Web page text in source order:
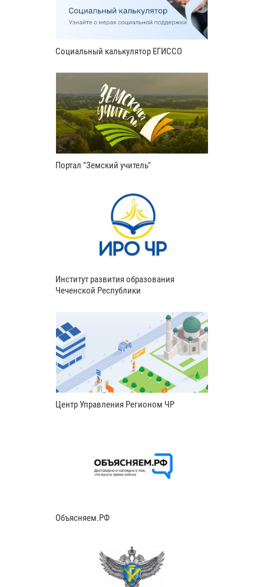
Социальный калькулятор ЕГИССО
Портал "Земский учитель"
Институт развития образования
Чеченской Республики
Центр Управления Регионом ЧР
Объясняем.РФ